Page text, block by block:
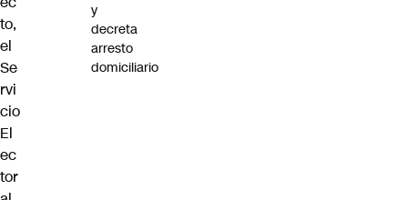
to,
el
Se
rvi
cio
El
ec
tor
y
decreta
arresto
domiciliario